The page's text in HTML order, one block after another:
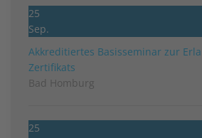
25
Sep.
Akkreditiertes Basisseminar zur
Zertifikats
Bad Homburg
25